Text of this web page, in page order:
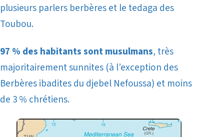
plusieurs parlers berbères et le tedaga des
Toubou.
97 % des habitants sont musulmans, très
majoritairement sunnites (à l’exception des
Berbères ibadites du djebel Nefoussa) et moins
de 3 % chrétiens.